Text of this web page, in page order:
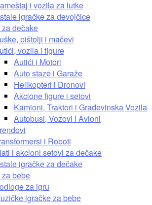
i vozila za lutke
igračke za devojčice
za dečake
pištolji i mačevi
vozila i figure
Autići i Motori
Auto staze i Garaže
Helikopteri i Dronovi
Akcione figure i setovi
Kamioni, Traktori i Građevinska Vozila
Autobusi, Vozovi i Avioni
i Roboti
i akcioni setovi za dečake
igračke za dečake
bebe
za igru
igračke za bebe